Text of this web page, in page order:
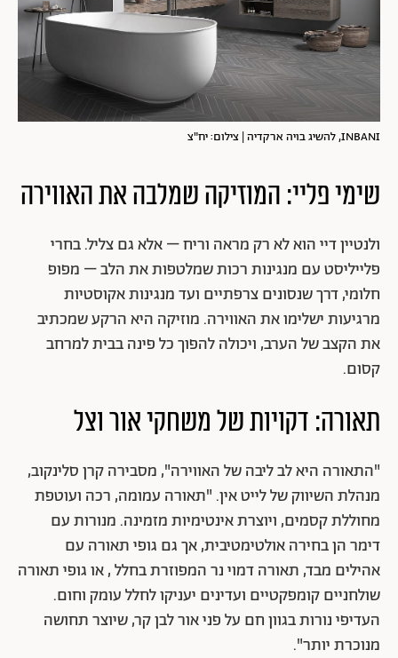
INBANI, להשיג בויה ארקדיה | צילום: יח"צ
שימי פליי: המוזיקה שמלבה את האווירה
ולנטיין דיי הוא לא רק מראה וריח – אלא גם צליל. בחרי
פלייליסט עם מנגינות רכות שמלטפות את הלב – מפופ
חלומי, דרך שנסונים צרפתיים ועד מנגינות אקוסטיות
מרגיעות ישלימו את האווירה. מוזיקה היא הרקע שמכתיב
את הקצב של הערב, ויכולה להפוך כל פינה בבית למרחב
קסום.
תאורה: דקויות של משחקי אור וצל
"התאורה היא לב ליבה של האווירה", מסבירה קרן סלינקוב,
מנהלת השיווק של לייט אין. "תאורה עמומה, רכה ועוטפת
מחוללת קסמים, ויוצרת אינטימיות מזמינה. מנורות עם
דימר הן בחירה אולטימטיבית, אך גם גופי תאורה עם
אהילים מבד, תאורה דמוי נר המפוזרת בחלל , או גופי תאורה
שולחניים קומפקטיים ועדינים יעניקו לחלל עומק וחום.
העדיפי נורות בגוון חם על פני אור לבן קר, שיוצר תחושה
מנוכרת יותר".